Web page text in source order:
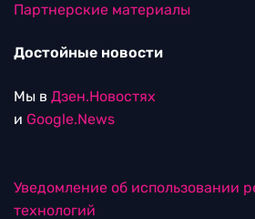
Партнерские материалы
Достойные новости
Мы в Дзен.Новостях
и Google.News
Уведомление об использовании
технологий